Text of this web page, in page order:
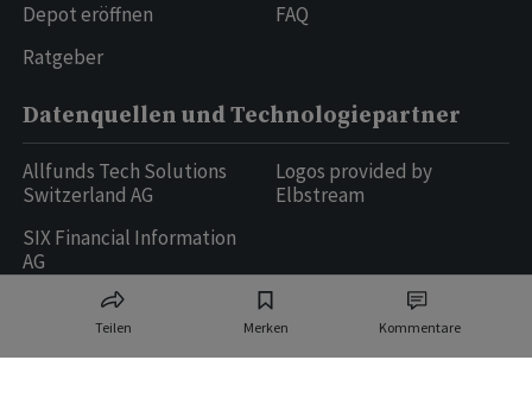
Teilen Merken Kommentare
Depot eröffnen
Ratgeber
FAQ
Datenquellen und Technologiepartner
Allfunds Tech Solutions
Switzerland AG
SIX Financial Information
AG
Logos provided by
Elbstream